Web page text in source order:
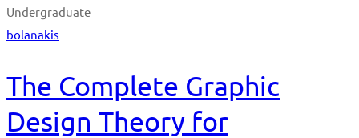
Undergraduate
bolanakis
The Complete Graphic
Design Theory for